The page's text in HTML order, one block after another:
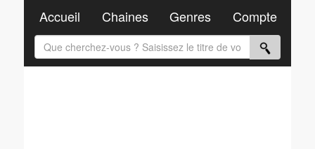
Accueil Chaines Genres Compte